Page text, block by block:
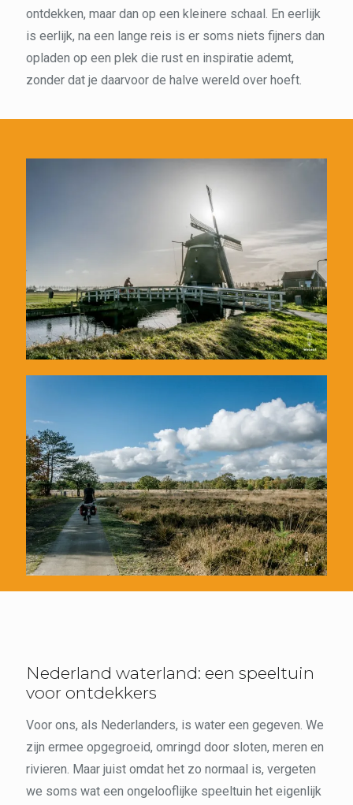
ontdekken, maar dan op een kleinere schaal. En eerlijk
is eerlijk, na een lange reis is er soms niets fijners dan
opladen op een plek die rust en inspiratie ademt,
zonder dat je daarvoor de halve wereld over hoeft.
Nederland waterland: een speeltuin
voor ontdekkers
Voor ons, als Nederlanders, is water een gegeven. We
zijn ermee opgegroeid, omringd door sloten, meren en
rivieren. Maar juist omdat het zo normaal is, vergeten
we soms wat een ongelooflijke speeltuin het eigenlijk